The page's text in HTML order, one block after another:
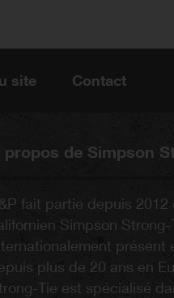
site Contact
propos de Simpson
fait partie depuis 2012
Simpson Strong-
présent
plus de 20 ans en
Tie est spécialisé